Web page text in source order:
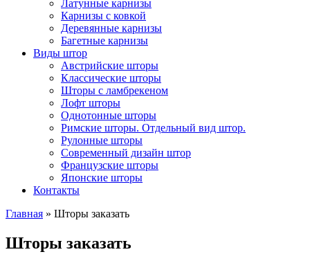
Латунные карнизы
Карнизы с ковкой
Деревянные карнизы
Багетные карнизы
Виды штор
Австрийские шторы
Классические шторы
Шторы с ламбрекеном
Лофт шторы
Однотонные шторы
Римские шторы. Отдельный вид штор.
Рулонные шторы
Современный дизайн штор
Французские шторы
Японские шторы
Контакты
Главная » Шторы заказать
Шторы заказать